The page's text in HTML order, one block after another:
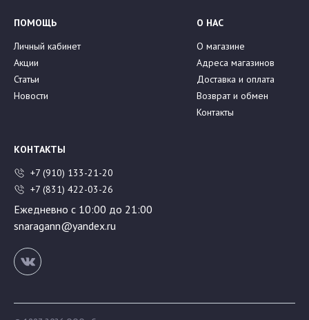
ПОМОЩЬ
Личный кабинет
Акции
Статьи
Новости
О НАС
О магазине
Адреса магазинов
Доставка и оплата
Возврат и обмен
Контакты
КОНТАКТЫ
+7 (910) 133-21-20
+7 (831) 422-03-26
Ежедневно с 10:00 до 21:00
snaragann@yandex.ru